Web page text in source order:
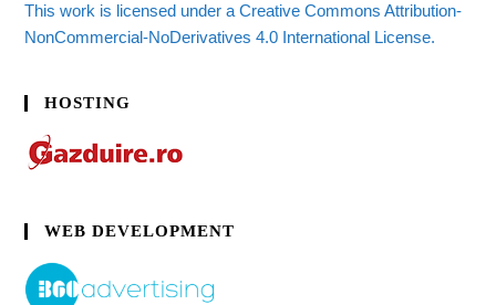
This work is licensed under a Creative Commons Attribution-
NonCommercial-NoDerivatives 4.0 International License.
HOSTING
WEB DEVELOPMENT